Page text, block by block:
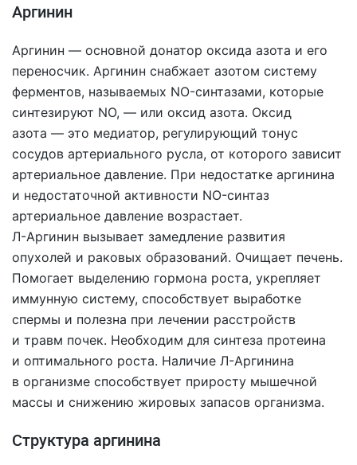
Аргинин
Аргинин — основной донатор оксида азота и его
переносчик. Аргинин снабжает азотом систему
ферментов, называемых NO-синтазами, которые
синтезируют NO, — или оксид азота. Оксид
азота — это медиатор, регулирующий тонус
сосудов артериального русла, от которого зависит
артериальное давление. При недостатке аргинина
и недостаточной активности NO-синтаз
артериальное давление возрастает.
Л-Аргинин вызывает замедление развития
опухолей и раковых образований. Очищает печень.
Помогает выделению гормона роста, укрепляет
иммунную систему, способствует выработке
спермы и полезна при лечении расстройств
и травм почек. Необходим для синтеза протеина
и оптимального роста. Наличие Л-Аргинина
в организме способствует приросту мышечной
массы и снижению жировых запасов организма.
Структура аргинина